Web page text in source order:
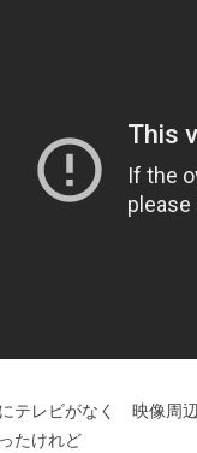
テレビがなく 映像周
たけれど